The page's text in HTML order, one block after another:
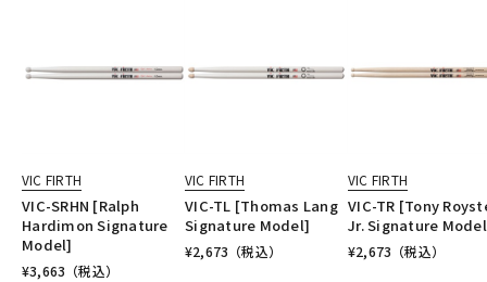
VIC FIRTH
VIC-SRHN [Ralph
Hardimon Signature
Model]
¥3,663 （税込）
VIC FIRTH
VIC-TL [Thomas Lang
Signature Model]
¥2,673 （税込）
VIC FIRTH
VIC-TR [Tony
Jr. Signature
¥2,673 （税込）